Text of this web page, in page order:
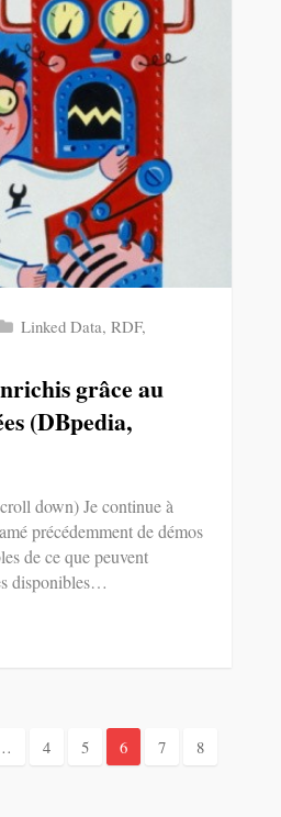
Linked Data, RDF,
grâce au
(DBpedia,
down) Je continue à
précédemment de démos
de ce que peuvent
disponibles…
4 5 6 7
8